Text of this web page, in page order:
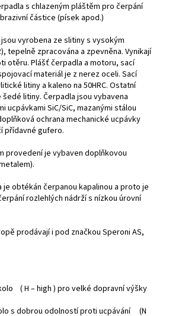
s chlazeným pláštěm pro čerpání
částice (písek apod.)
vyrobena ze slitiny s vysokým
tepelně zpracována a zpevněna. Vynikají
otěru. Plášť čerpadla a motoru, sací
materiál je z nerez oceli. Sací
litiny a kaleno na 50HRC. Ostatní
litiny. Čerpadla jsou vybavena
ucpávkami SiC/SiC, mazanými stálou
ochrana mechanické ucpávky
přídavné gufero.
provedení je vybaven doplňkovou
obtékán čerpanou kapalinou a proto je
rozlehlých nádrží s nízkou úrovní
prodávají i pod značkou Speroni AS,
( H – high ) pro velké dopravní výšky
s dobrou odolností proti ucpávání (N